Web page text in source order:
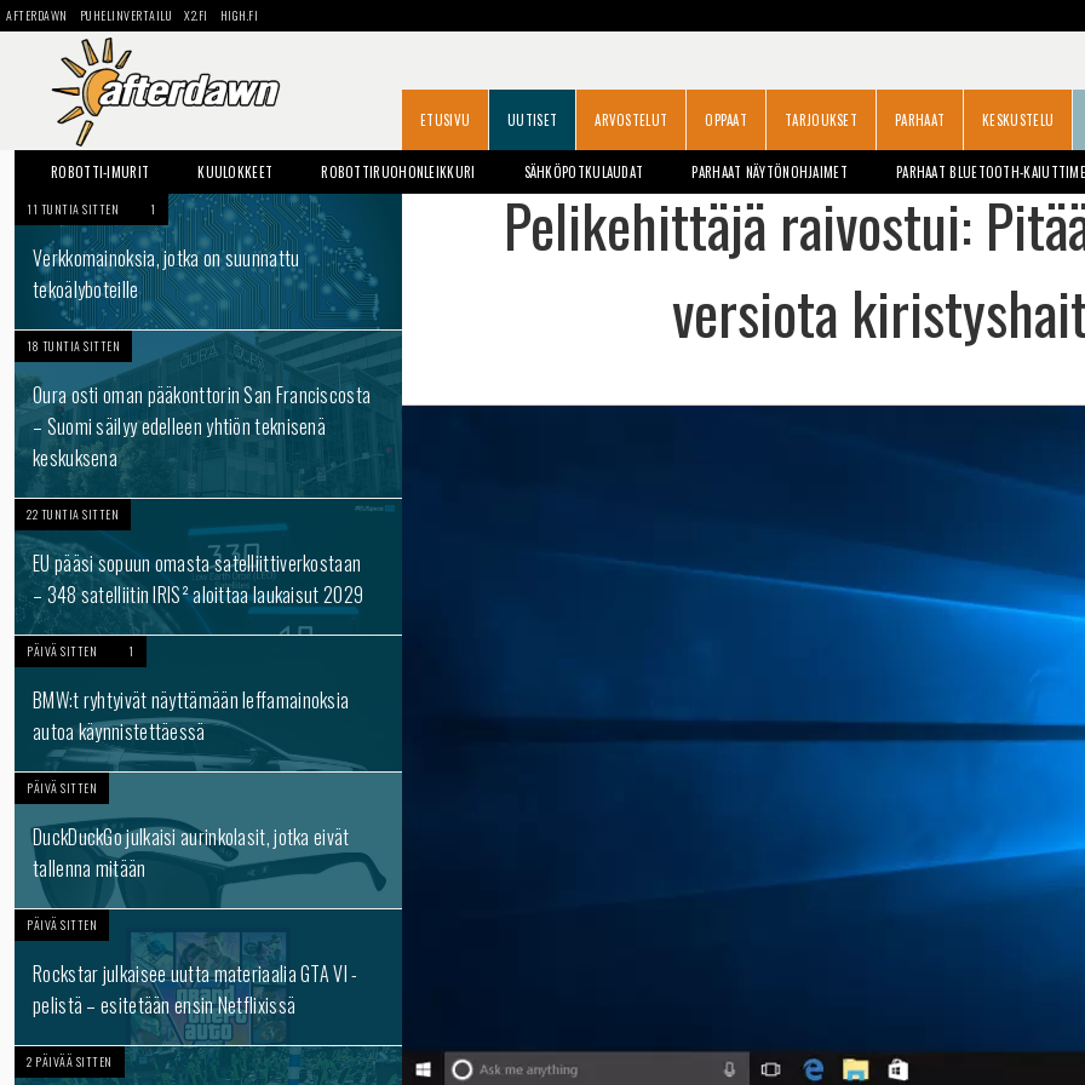
AFTERDAWN PUHELINVERTAILU X2.FI HIGH.FI
ETUSIVU UUTISET ARVOSTELUT OPPAAT TARJOUKSET PARHAAT KESKUSTELU
ROBOTTI-IMURIT KUULOKKEET ROBOTTIRUOHONLEIKKURI SÄHKÖPOTKULAUDAT PARHAAT NÄYTÖNOHJAIMET PARHAAT BLUETOOTH-
11 TUNTIA SITTEN 1
Verkkomainoksia, jotka on suunnattu
tekoälyboteille
18 TUNTIA SITTEN
Oura osti oman pääkonttorin San Franciscosta
– Suomi säilyy edelleen yhtiön teknisenä
keskuksena
22 TUNTIA SITTEN
EU pääsi sopuun omasta satelliittiverkostaan
– 348 satelliitin IRIS² aloittaa laukaisut 2029
PÄIVÄ SITTEN 1
BMW:t ryhtyivät näyttämään leffamainoksia
autoa käynnistettäessä
PÄIVÄ SITTEN
DuckDuckGo julkaisi aurinkolasit, jotka eivät
tallenna mitään
PÄIVÄ SITTEN
Rockstar julkaisee uutta materiaalia GTA VI -
pelistä – esitetään ensin Netflixissä
2 PÄIVÄÄ SITTEN
Pelikehittäjä raivostui:
versiota